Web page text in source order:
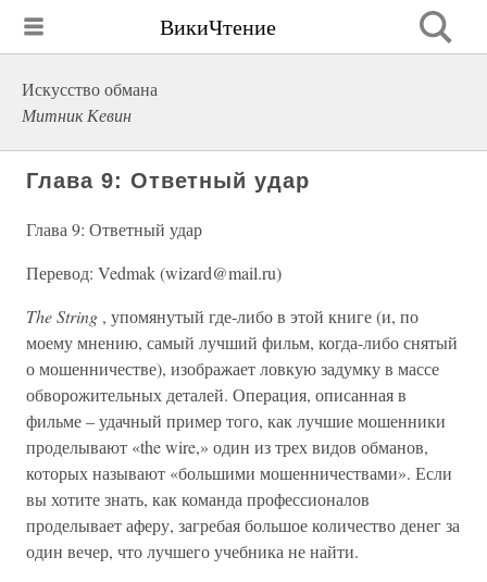
ВикиЧтение
Искусство обмана
Митник Кевин
Глава 9: Ответный удар
Глава 9: Ответный удар
Перевод: Vedmak (wizard@mail.ru)
The String , упомянутый где-либо в этой книге (и, по
моему мнению, самый лучший фильм, когда-либо снятый
о мошенничестве), изображает ловкую задумку в массе
обворожительных деталей. Операция, описанная в
фильме – удачный пример того, как лучшие мошенники
проделывают «the wire,» один из трех видов обманов,
которых называют «большими мошенничествами». Если
вы хотите знать, как команда профессионалов
проделывает аферу, загребая большое количество денег за
один вечер, что лучшего учебника не найти.